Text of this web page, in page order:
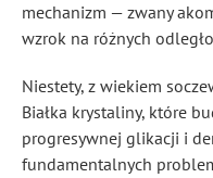
mechanizm — zwany
wzrok na różnych
Niestety, z wiekiem
Białka krystaliny, które
progresywnej glikacji i
fundamentalnych